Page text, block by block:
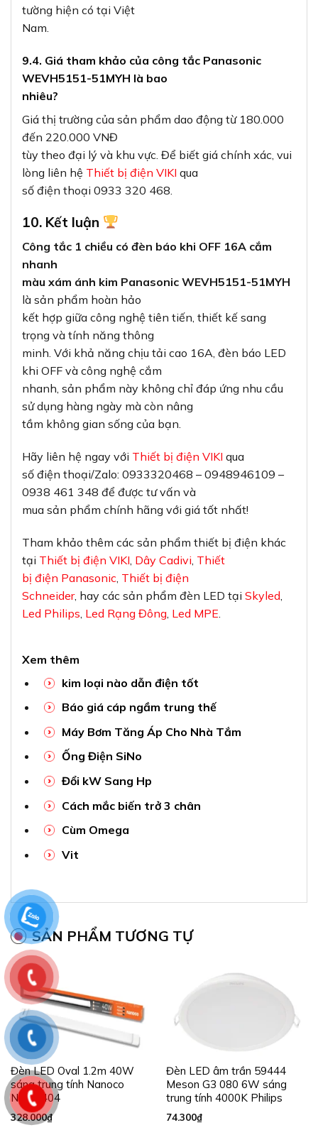
tường hiện có tại Việt
Nam.
9.4. Giá tham khảo của công tắc Panasonic
WEVH5151-51MYH là bao
nhiêu?
Giá thị trường của sản phẩm dao động từ 180.000
đến 220.000 VNĐ
tùy theo đại lý và khu vực. Để biết giá chính xác, vui
lòng liên hệ Thiết bị điện VIKI qua
số điện thoại 0933 320 468.
10. Kết luận
Công tắc 1 chiều có đèn báo khi OFF 16A cắm
nhanh
màu xám ánh kim Panasonic WEVH5151-51MYH
là sản phẩm hoàn hảo
kết hợp giữa công nghệ tiên tiến, thiết kế sang
trọng và tính năng thông
minh. Với khả năng chịu tải cao 16A, đèn báo LED
khi OFF và công nghệ cắm
nhanh, sản phẩm này không chỉ đáp ứng nhu cầu
sử dụng hàng ngày mà còn nâng
tầm không gian sống của bạn.
Hãy liên hệ ngay với Thiết bị điện VIKI qua
số điện thoại/Zalo: 0933320468 – 0948946109 –
0938 461 348 để được tư vấn và
mua sản phẩm chính hãng với giá tốt nhất!
Tham khảo thêm các sản phẩm thiết bị điện khác
tại Thiết bị điện VIKI Dây Cadivi Thiết
bị điện Panasonic Thiết bị điện
Schneider, hay các sản phẩm đèn LED tại Skyled
Led Philips Led Rạng Đông Led MPE
Xem thêm
kim loại nào dẫn điện tốt
Báo giá cáp ngầm trung thế
Máy Bơm Tăng Áp Cho Nhà Tắm
Ống Điện SiNo
Đổi kW Sang Hp
Cách mắc biến trở 3 chân
Cùm Omega
Vit
SẢN PHẨM TƯƠNG TỰ
Đèn LED Oval 1.2m 40W
sáng trung tính Nanoco
NSHO404
328.000₫
Đèn LED âm trần 59444
Meson G3 080 6W sáng
trung tính 4000K Philips
74.300₫